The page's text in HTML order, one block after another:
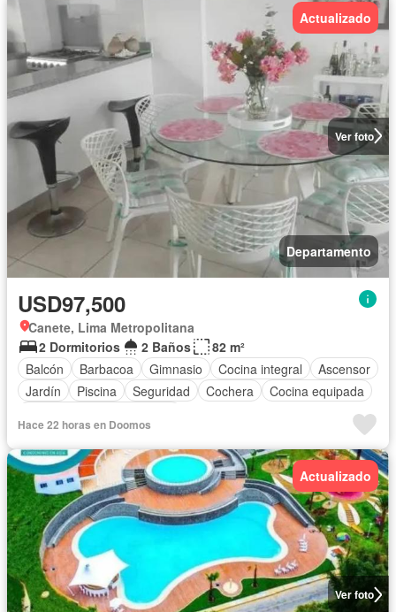
Ver foto
Actualizado
Departamento
USD97,500
Canete, Lima Metropolitana
2 Dormitorios
2 Baños
82 m²
Balcón
Barbacoa Gimnasio Cocina integral
Ascensor
Jardín
Piscina Seguridad Cochera
Cocina equipada
Hace 22 horas en Doomos
Ver foto
Actualizado